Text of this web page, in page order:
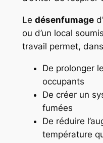
Le désenfumage
ou d’un local
travail permet,
De prolonger
occupants
De créer un
fumées
De réduire
température